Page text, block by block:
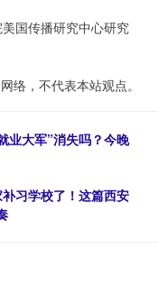
国传播研究中心研究
络，不代表本站观点。
业大军”消失吗？今晚
习学校了！这篇西安